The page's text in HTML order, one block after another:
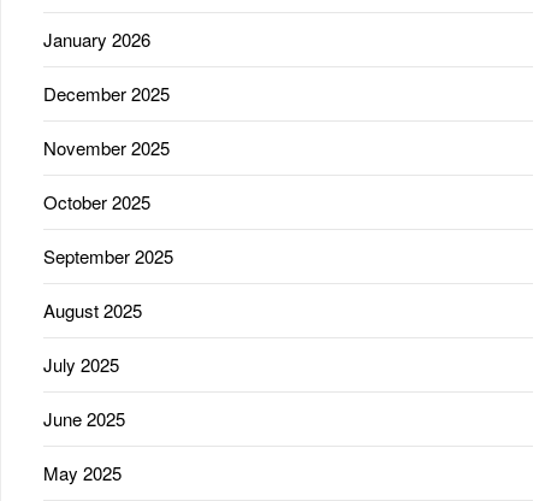
January 2026
December 2025
November 2025
October 2025
September 2025
August 2025
July 2025
June 2025
May 2025